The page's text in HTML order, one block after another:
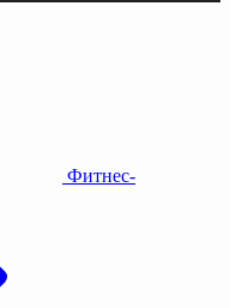
Фитнес-